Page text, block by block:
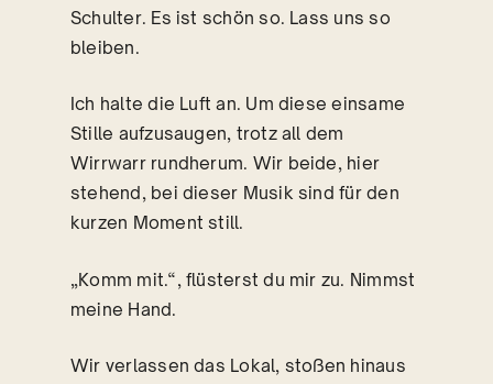
Schulter. Es ist schön so. Lass uns so
bleiben.
Ich halte die Luft an. Um diese einsame
Stille aufzusaugen, trotz all dem
Wirrwarr rundherum. Wir beide, hier
stehend, bei dieser Musik sind für den
kurzen Moment still.
„Komm mit.“, flüsterst du mir zu. Nimmst
meine Hand.
Wir verlassen das Lokal, stoßen hinaus